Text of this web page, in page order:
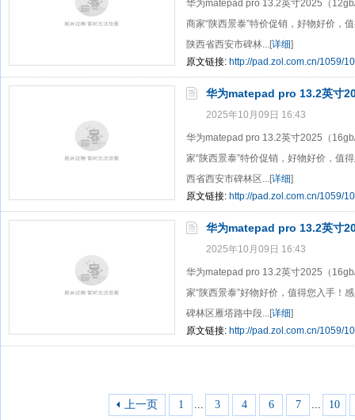
华为matepad pro 13.2英寸2025（
商家“陕西景泰”特价促销，好物好价，
陕西省西安市碑林...[详细]
原文链接: http://pad.zol.com.cn/1059/
华为matepad pro 13.2英寸
2025年10月09日 16:43
华为matepad pro 13.2英寸2025（
家“陕西景泰”特价促销，好物好价，值
西省西安市碑林区...[详细]
原文链接: http://pad.zol.com.cn/1059/
华为matepad pro 13.2英寸
2025年10月09日 16:43
华为matepad pro 13.2英寸2025（
家“陕西景泰”好物好价，值得您入手！
碑林区雁塔路中段...[详细]
原文链接: http://pad.zol.com.cn/1059/
上一页 1 ... 3 4 6 7 ... 10